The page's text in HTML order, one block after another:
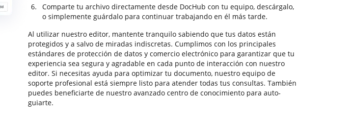
Comparte tu archivo directamente desde DocHub con tu equipo, descárgalo,
o simplemente guárdalo para continuar trabajando en él más tarde.
Al utilizar nuestro editor, mantente tranquilo sabiendo que tus datos están
protegidos y a salvo de miradas indiscretas. Cumplimos con los principales
estándares de protección de datos y comercio electrónico para garantizar que tu
experiencia sea segura y agradable en cada punto de interacción con nuestro
editor. Si necesitas ayuda para optimizar tu documento, nuestro equipo de
soporte profesional está siempre listo para atender todas tus consultas. También
puedes beneficiarte de nuestro avanzado centro de conocimiento para auto-
guiarte.